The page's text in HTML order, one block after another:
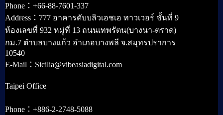
Phone：+66-88-7601-337
Address：777 อาคารดับบลิวเอชเอ ทาวเวอร์ ชั้นที่ 9
ห้องเลขที่ 932 หมู่ที่ 13 ถนนเทพรัตน(บางนา-ตราด)
กม.7 ตำบลบางแก้ว อำเภอบางพลี จ.สมุทรปราการ
10540
E-Mail：Sicilia@vibeasiadigital.com
Taipei Office
Phone：+886-2-2748-5088